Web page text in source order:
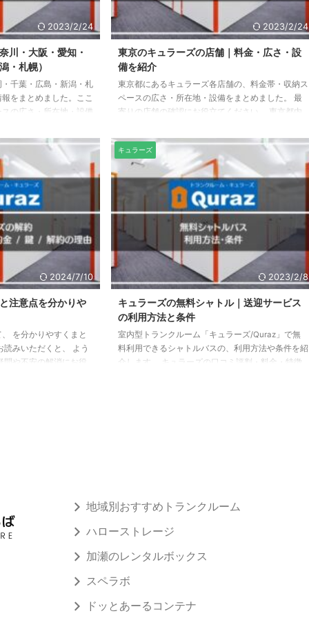
2023/2/24
川・大阪・愛知・
・札幌）
千葉・広島・新潟・札
をまとめました。ここ
の広さ・所在地・設備
マップ 店舗の開店・閉
認ください。 →キュ
キュラーズの口コミ
神奈川県にあるキュラ
横浜関内店」「東戸塚
口店」「厚木店」の6
北区） 新横浜店 ...
2023/2/24
東京のキュラーズの店舗｜料金・広さ・設
備を紹介
東京都にあるキュラーズ各店舗の、料金帯・収納ス
ペースの広さ・所在地・設備をまとめました。 最
寄りの店舗の確認にお役立てください。 東京都内
ご確認ください。 →キュラーズの神奈川・大阪・
愛知・福岡・千葉・広島・新潟・札幌の店舗情報は
こちら キュラーズの口コミ評判 千代田区 千代田区
にあるキュラーズの店舗は、飯田橋店のみです。
飯田橋店 飯田橋店の基本情報 所在地：〒102-0072
東京都千代田区飯田橋2-1-9 最寄り駅：地下鉄「九
段下駅」5番出口徒歩8分 ...
2024/7/10
注意点を分かりや
を分かりやすくまと
みいただくと、 よう
問や不安の解消にお役
キュラーズ
2023/2/8
キュラーズの無料シャトル｜送迎サービス
の利用方法と条件
室内型トランクルーム「キュラーズ/Quraz」で無
料利用できるシャトルバスの、利用方法や条件を紹
介します。 キュラーズの口コミ評判・料金・特徴
地域別おすすめトランクルーム
ハローストレージ
加瀬のレンタルボックス
スペラボ
ドッとあーるコンテナ